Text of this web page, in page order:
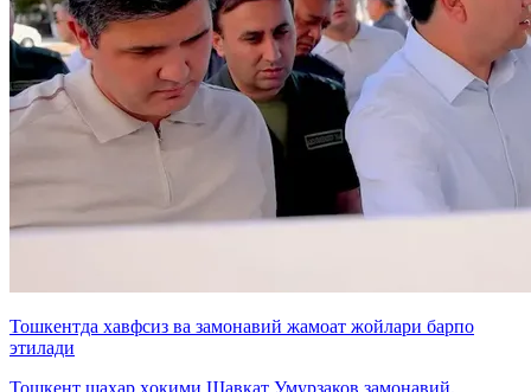
Тошкентда хавфсиз ва замонавий жамоат жойлари барпо
этилади